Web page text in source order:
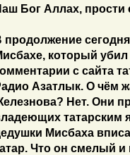
Бог Аллах, прости
продолжение
который
с сайта
Азатлык. О чём
Нет. Они
татарским
Мисбаха
Что он смелый и